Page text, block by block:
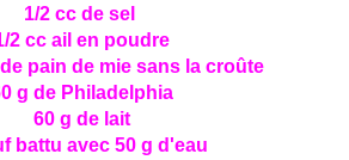
1/2 cc de sel
2 cc ail en poudre
pain de mie sans la croûte
g de Philadelphia
60 g de lait
battu avec 50 g d'eau